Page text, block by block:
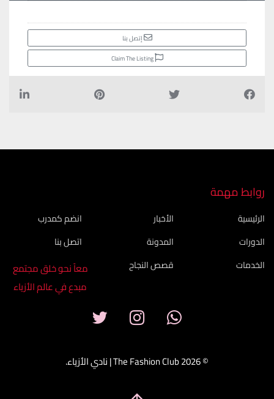
إتصل بنا
Claim The Listing
روابط مهمة
الرئيسية
الدورات
الخدمات
الأخبار
المدونة
قصص النجاح
انضم كمدرب
اتصل بنا
معاً نحو خلق مجتمع
مبدع في عالم الأزياء
© 2026 The Fashion Club | نادي الأزياء.